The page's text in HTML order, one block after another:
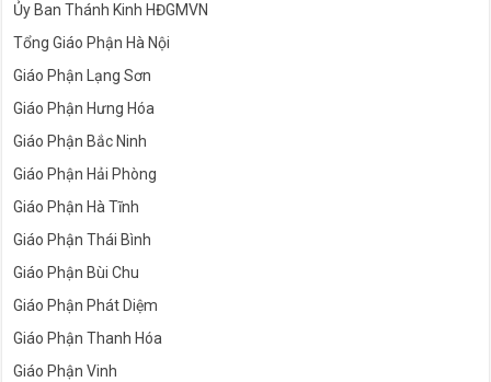
Ủy Ban Thánh Kinh HĐGMVN
Tổng Giáo Phận Hà Nội
Giáo Phận Lạng Sơn
Giáo Phận Hưng Hóa
Giáo Phận Bắc Ninh
Giáo Phận Hải Phòng
Giáo Phận Hà Tĩnh
Giáo Phận Thái Bình
Giáo Phận Bùi Chu
Giáo Phận Phát Diệm
Giáo Phận Thanh Hóa
Giáo Phận Vinh